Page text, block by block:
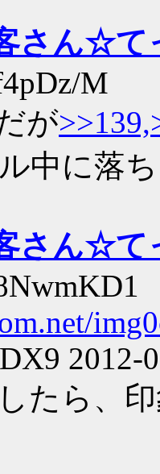
さん☆て
M
が>>139,
中に落
さん☆て
2012-
たら、